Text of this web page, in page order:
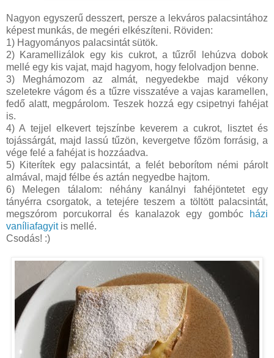
Nagyon egyszerű desszert, persze a lekváros palacsintához
képest munkás, de megéri elkészíteni. Röviden:
1) Hagyományos palacsintát sütök.
2) Karamellizálok egy kis cukrot, a tűzről lehúzva dobok
mellé egy kis vajat, majd hagyom, hogy felolvadjon benne.
3) Meghámozom az almát, negyedekbe majd vékony
szeletekre vágom és a tűzre visszatéve a vajas karamellen,
fedő alatt, megpárolom. Teszek hozzá egy csipetnyi fahéjat
is.
4) A tejjel elkevert tejszínbe keverem a cukrot, lisztet és
tojássárgát, majd lassú tűzön, kevergetve főzöm forrásig, a
vége felé a fahéjat is hozzáadva.
5) Kiterítek egy palacsintát, a felét beborítom némi párolt
almával, majd félbe és aztán negyedbe hajtom.
6) Melegen tálalom: néhány kanálnyi fahéjöntetet egy
tányérra csorgatok, a tetejére teszem a töltött palacsintát,
megszórom porcukorral és kanalazok egy gombóc
házi
vaníliafagyitis mellé.
Csodás! :)